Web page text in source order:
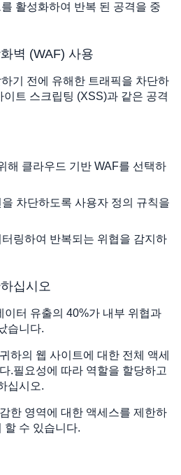
활성화하여 반복 된 공격을 중
벽 (WAF) 사용
기 전에 유해한 트래픽을 차단하
이트 스크립팅 (XSS)과 같은 공격
해 클라우드 기반 WAF를 선택하
차단하도록 사용자 정의 규칙을
링하여 반복되는 위협을 감지하
십시오
이터 유출의 40%가 내부 위협과
습니다.
하의 웹 사이트에 대한 전체 액세
.필요성에 따라 역할을 할당하고
십시오.
한 영역에 대한 액세스를 제한하
할 수 있습니다.